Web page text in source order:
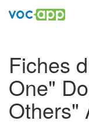
Fiches
One"
Others"